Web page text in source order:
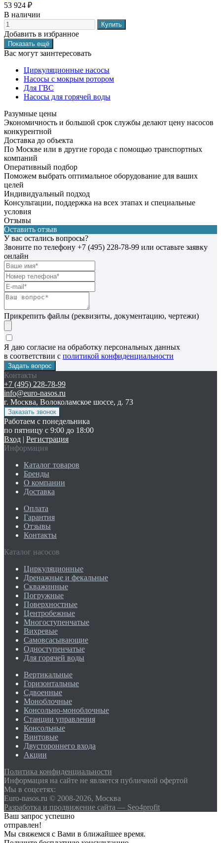
53 924 ₽
В наличии
Добавить в избранное
Вас могут заинтересовать
Циркуляционные насосы
Насосы с мокрым ротором
Для ГВС
Насосы для горячей воды
Разумные цены
Экономичность и большой срок службы делают цену насосов
конкурентной
Доставка до объекта
По Москве или в другие города с помощью транспортных
компаний
Оперативный подбор
Поможем выбрать оптимальное оборудование для ваших
целей
Индивидуальный подход
Консультации, поддержка на всех этапах и специальные
условия
Отзывы
Оставить отзыв
У вас остались вопросы?
Звоните по телефону +7 (495) 228-78-99 или оставьте заявку
онлайн
Прикрепить файлы (реквизиты, документацию, чертежи)
Я даю согласие на обработку персональных данных
в соответствии с политикой конфиденциальности
Контакты
+7 (495) 228-78-99
info@euro-nasos.ru
г. Москва, Волоколамское шоссе, д. 73
Работаем с понедельника
по пятницу с 9:00 до 18:00
Вход | Регистрация
Информация
Каталог товаров
Бренды
О компании
Доставка
Оплата
Гарантия
Отзывы
Контакты
Каталог насосов
Циркуляционные
Дренажные и фекальные
Скважинные
Погружные
Поверхностные
Центробежные
Многоступенчатые
Вихревые
Самовсасывающие
Одноступенчатые
Для горячей воды
Вертикальные
Горизонтальные
Сдвоенные
Моноблочные
Консольно-моноблочные
Станции управления
Консольные
Винтовые
Двустороннего входа
Акции
Политика конфиденциальности
Информация на сайте не является публичной офертой
Мы в соцсетях:
Euro-nasos.ru © 2008-2026, Москва
Разработка и продвижение сайта — Seo4profit
Ваш запрос успешно
отправлен!
Мы свяжемся с Вами в ближайшее время.